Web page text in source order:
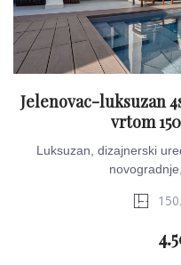
Jelenovac-luksuzan
vrtom
Luksuzan, dizajnerski